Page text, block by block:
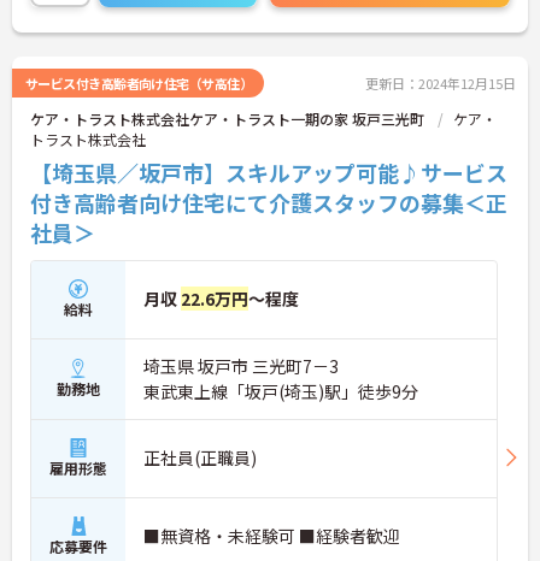
している方も大勢おり、働きながら仕事に必要なス
キルを身につけることができます！
に詳細をお話しいたしますので、お気軽にご相談く
ださい。
サービス付き高齢者向け住宅（サ高住） 更新日：2024年12月15日
ケア・トラスト株式会社ケア・トラスト一期の家 坂戸三光町
ケア・
トラスト株式会社
【埼玉県／坂戸市】スキルアップ可能♪サービス
付き高齢者向け住宅にて介護スタッフの募集＜正
社員＞
給料 月収 22.6万円～程度
勤務地
埼玉県 坂戸市 三光町7－3
東武東上線「坂戸(埼玉)駅」徒歩9分
雇用形態 正社員(正職員)
応募要件 ■無資格・未経験可 ■経験者歓迎